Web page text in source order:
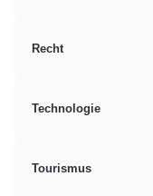
Recht
Technologie
Tourismus